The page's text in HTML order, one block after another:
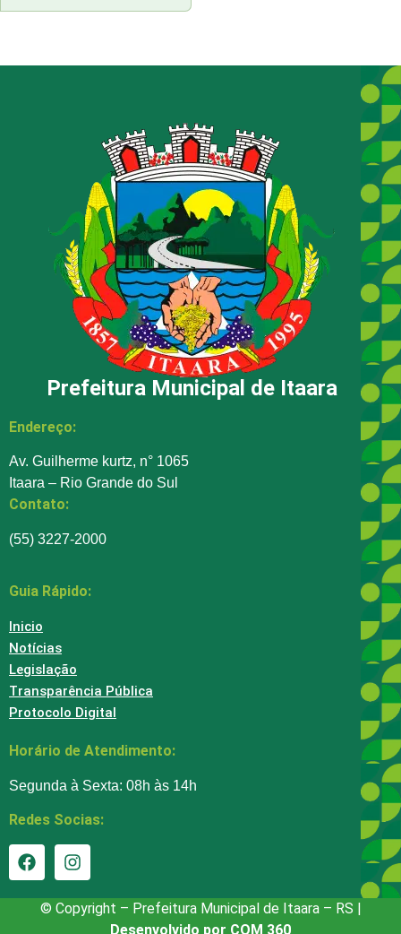
Prefeitura Municipal de Itaara
Endereço:
Av. Guilherme kurtz, n° 1065
Itaara – Rio Grande do Sul
Contato:
(55) 3227-2000
Guia Rápido:
Inicio
Notícias
Legislação
Transparência Pública
Protocolo Digital
Horário de Atendimento:
Segunda à Sexta: 08h às 14h
Redes Socias:
© Copyright – Prefeitura Municipal de Itaara – RS |
Desenvolvido por COM 360